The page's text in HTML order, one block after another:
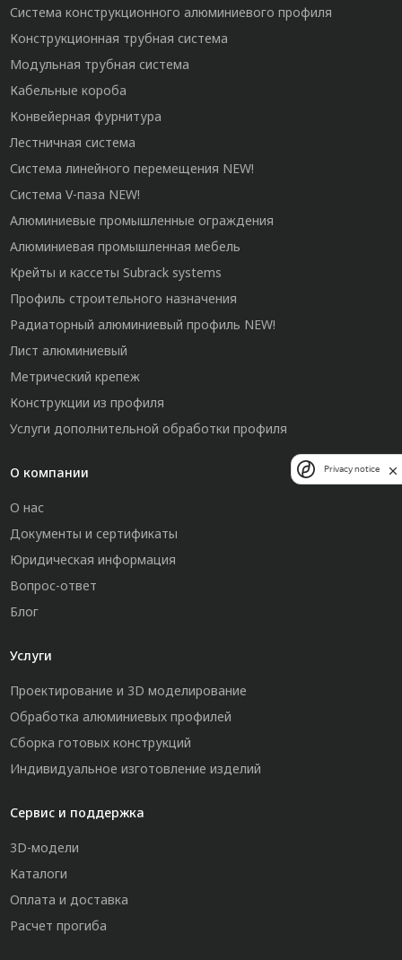
Система конструкционного алюминиевого профиля
Конструкционная трубная система
Модульная трубная система
Кабельные короба
Конвейерная фурнитура
Лестничная система
Система линейного перемещения NEW!
Система V-паза NEW!
Алюминиевые промышленные ограждения
Алюминиевая промышленная мебель
Крейты и кассеты Subrack systems
Профиль строительного назначения
Радиаторный алюминиевый профиль NEW!
Лист алюминиевый
Метрический крепеж
Конструкции из профиля
Услуги дополнительной обработки профиля
О компании
О нас
Документы и сертификаты
Юридическая информация
Вопрос-ответ
Блог
Услуги
Проектирование и 3D моделирование
Обработка алюминиевых профилей
Сборка готовых конструкций
Индивидуальное изготовление изделий
Сервис и поддержка
3D-модели
Каталоги
Оплата и доставка
Расчет прогиба
Privacy notice